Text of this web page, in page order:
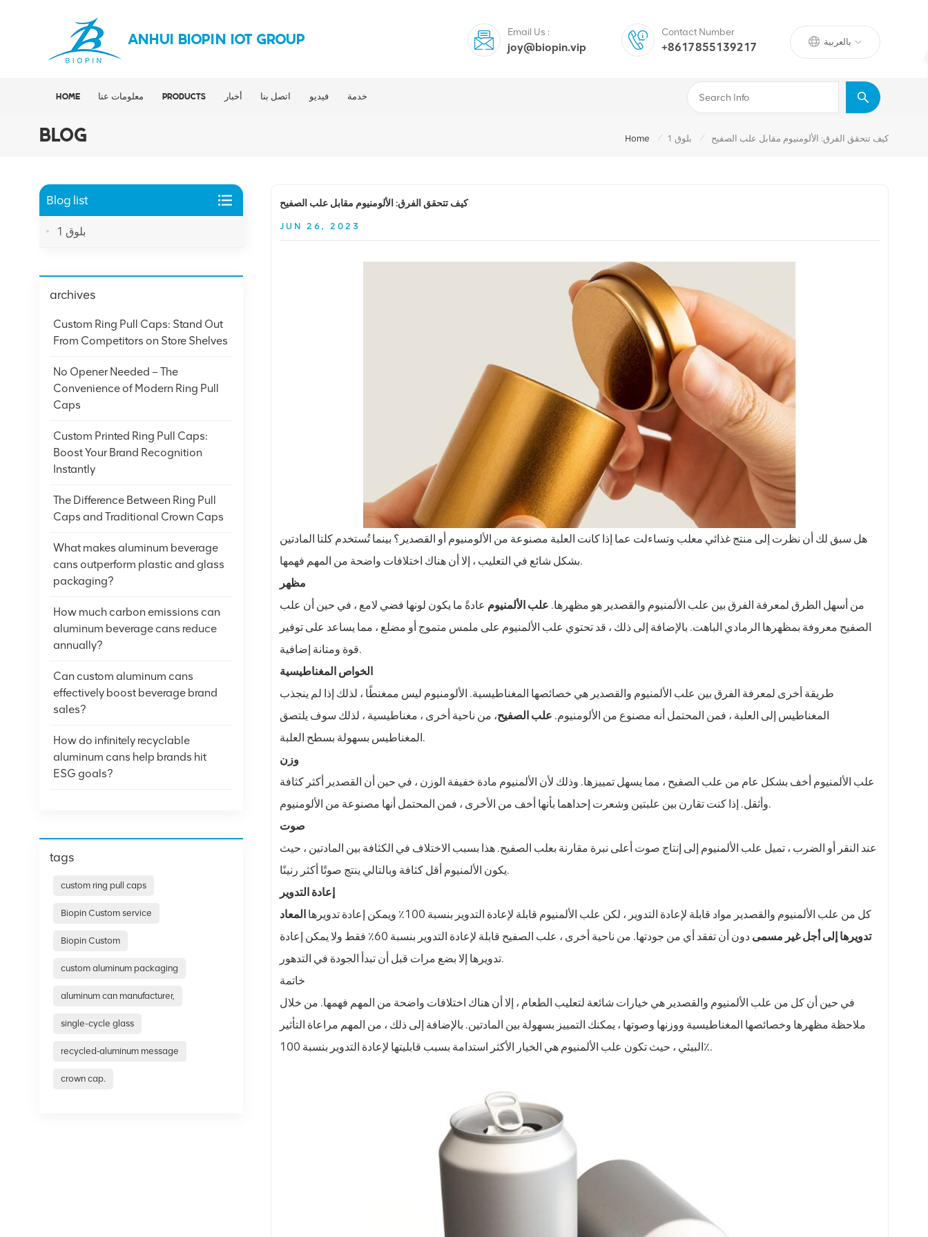
ANHUI BIOPIN IOT GROUP بالعربية
Email Us :
joy@biopin.vip
Contact Number
+8617855139217
HOME معلومات عنا PRODUCTS أخبار اتصل بنا فيديو خدمة
BLOG Home / بلوق 1 / كيف تتحقق الفرق: الألومنيوم مقابل علب الصفيح
كيف تتحقق الفرق: الألومنيوم مقابل علب الصفيح
JUN 26, 2023
هل سبق لك أن نظرت إلى منتج غذائي معلب وتساءلت عما إذا كانت العلبة مصنوعة من الألومنيوم أو القصدير؟ بينما تُستخدم كلتا المادتين
بشكل شائع في التعليب ، إلا أن هناك اختلافات واضحة من المهم فهمها.
مظهر
من أسهل الطرق لمعرفة الفرق بين علب الألمنيوم والقصدير هو مظهرها. علب الألمنيوم عادةً ما يكون لونها فضي لامع ، في حين أن علب
الصفيح معروفة بمظهرها الرمادي الباهت. بالإضافة إلى ذلك ، قد تحتوي علب الألمنيوم على ملمس متموج أو مضلع ، مما يساعد على توفير
قوة ومتانة إضافية.
الخواص المغناطيسية
طريقة أخرى لمعرفة الفرق بين علب الألمنيوم والقصدير هي خصائصها المغناطيسية. الألومنيوم ليس ممغنطًا ، لذلك إذا لم ينجذب
المغناطيس إلى العلبة ، فمن المحتمل أنه مصنوع من الألومنيوم. علب الصفيح، من ناحية أخرى ، مغناطيسية ، لذلك سوف يلتصق
المغناطيس بسهولة بسطح العلبة.
وزن
علب الألمنيوم أخف بشكل عام من علب الصفيح ، مما يسهل تمييزها. وذلك لأن الألمنيوم مادة خفيفة الوزن ، في حين أن القصدير أكثر كثافة
وأثقل. إذا كنت تقارن بين علبتين وشعرت إحداهما بأنها أخف من الأخرى ، فمن المحتمل أنها مصنوعة من الألومنيوم.
صوت
عند النقر أو الضرب ، تميل علب الألمنيوم إلى إنتاج صوت أعلى نبرة مقارنة بعلب الصفيح. هذا بسبب الاختلاف في الكثافة بين المادتين ، حيث
يكون الألمنيوم أقل كثافة وبالتالي ينتج صوتًا أكثر رنينًا.
إعادة التدوير
كل من علب الألمنيوم والقصدير مواد قابلة لإعادة التدوير ، لكن علب الألمنيوم قابلة لإعادة التدوير بنسبة 100٪ ويمكن إعادة تدويرها
المعاد
تدويرها إلى أجل غير مسمى
دون أن تفقد أي من جودتها. من ناحية أخرى ، علب الصفيح قابلة لإعادة التدوير بنسبة 60٪ فقط ولا يمكن إعادة
تدويرها إلا بضع مرات قبل أن تبدأ الجودة في التدهور.
خاتمة
في حين أن كل من علب الألمنيوم والقصدير هي خيارات شائعة لتعليب الطعام ، إلا أن هناك اختلافات واضحة من المهم فهمها. من خلال
ملاحظة مظهرها وخصائصها المغناطيسية ووزنها وصوتها ، يمكنك التمييز بسهولة بين المادتين. بالإضافة إلى ذلك ، من المهم مراعاة التأثير
البيئي ، حيث تكون علب الألمنيوم هي الخيار الأكثر استدامة بسبب قابليتها لإعادة التدوير بنسبة 100٪.
Blog list
بلوق 1
archives
Custom Ring Pull Caps: Stand Out
From Competitors on Store Shelves
No Opener Needed – The
Convenience of Modern Ring Pull
Caps
Custom Printed Ring Pull Caps:
Boost Your Brand Recognition
Instantly
The Difference Between Ring Pull
Caps and Traditional Crown Caps
What makes aluminum beverage
cans outperform plastic and glass
packaging?
How much carbon emissions can
aluminum beverage cans reduce
annually?
Can custom aluminum cans
effectively boost beverage brand
sales?
How do infinitely recyclable
aluminum cans help brands hit
ESG goals?
tags
custom ring pull caps
Biopin Custom service
Biopin Custom
custom aluminum packaging
aluminum can manufacturer,
single-cycle glass
recycled‑aluminum message
crown cap.